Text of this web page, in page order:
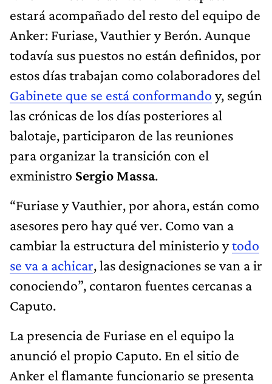
estará acompañado del resto del equipo de
Anker: Furiase, Vauthier y Berón. Aunque
todavía sus puestos no están definidos, por
estos días trabajan como colaboradores del
Gabinete que se está conformando y, según
las crónicas de los días posteriores al
balotaje, participaron de las reuniones
para organizar la transición con el
exministro Sergio Massa.
“Furiase y Vauthier, por ahora, están como
asesores pero hay qué ver. Como van a
cambiar la estructura del ministerio ytodo
se va a achicar, las designaciones se van a ir
conociendo”, contaron fuentes cercanas a
Caputo.
La presencia de Furiase en el equipo la
anunció el propio Caputo. En el sitio de
Anker el flamante funcionario se presenta